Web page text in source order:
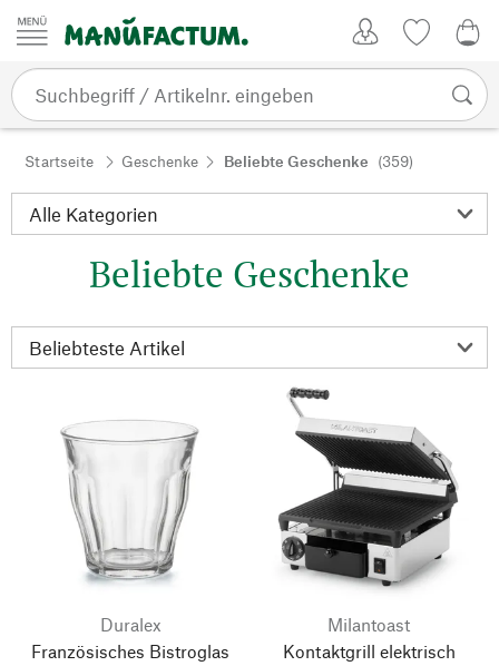
Zum Inhalt springen
Startseite Geschenke Beliebte Geschenke (359)
Beliebte Geschenke
Duralex
Französisches Bistroglas
Milantoast
Kontaktgrill elektrisch